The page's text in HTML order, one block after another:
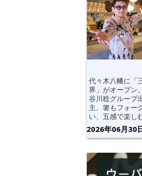
代々木八幡に「
界」がオープン
谷川稔グループ
主、箸もフォー
い、五感で楽し
2026年06月30